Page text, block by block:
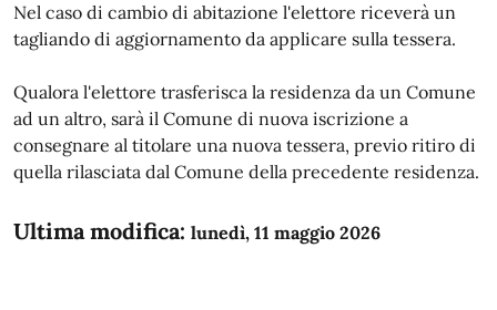
Nel caso di cambio di abitazione l'elettore riceverà un
tagliando di aggiornamento da applicare sulla tessera.
Qualora l'elettore trasferisca la residenza da un Comune
ad un altro, sarà il Comune di nuova iscrizione a
consegnare al titolare una nuova tessera, previo ritiro di
quella rilasciata dal Comune della precedente residenza.
Ultima modifica: lunedì, 11 maggio 2026